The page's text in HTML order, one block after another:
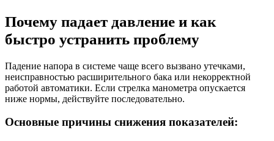
Почему падает давление и как
быстро устранить проблему
Падение напора в системе чаще всего вызвано утечками,
неисправностью расширительного бака или некорректной
работой автоматики. Если стрелка манометра опускается
ниже нормы, действуйте последовательно.
Основные причины снижения показателей: